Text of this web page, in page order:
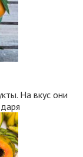
На вкус они